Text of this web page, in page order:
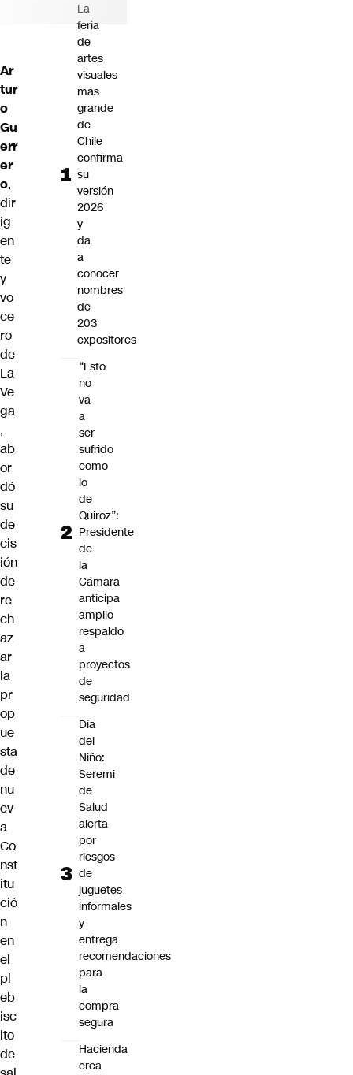
Ar
tur
o
Gu
err
er
o,
dir
ig
en
te
y
vo
ce
ro
de
La
Ve
ga
,
ab
or
dó
su
de
cis
ión
de
re
ch
az
ar
la
pr
op
ue
sta
de
nu
ev
a
Co
nst
itu
ció
n
en
el
pl
eb
isc
ito
de
La
feria
de
artes
visuales
más
grande
de
Chile
confirma
su
versión
2026
y
da
a
conocer
nombres
de
203
expositores
“Esto
no
va
a
ser
sufrido
como
lo
de
Quiroz”:
Presidente
de
la
Cámara
anticipa
amplio
respaldo
a
proyectos
de
seguridad
Día
del
Niño:
Seremi
de
Salud
alerta
por
riesgos
de
juguetes
informales
y
entrega
recomendaciones
para
la
compra
segura
Hacienda
crea